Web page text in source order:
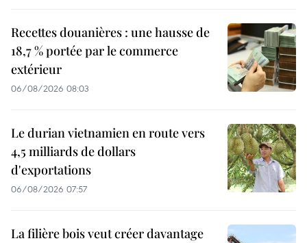
Recettes douanières : une hausse de
18,7 % portée par le commerce
extérieur
06/08/2026 08:03
Le durian vietnamien en route vers
4,5 milliards de dollars
d'exportations
06/08/2026 07:57
La filière bois veut créer davantage